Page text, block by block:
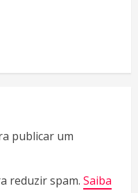
publicar um
reduzir spam. Saiba